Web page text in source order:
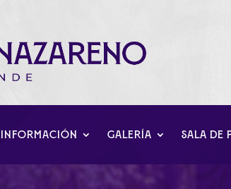
INFORMACIÓN GALERÍA SALA DE